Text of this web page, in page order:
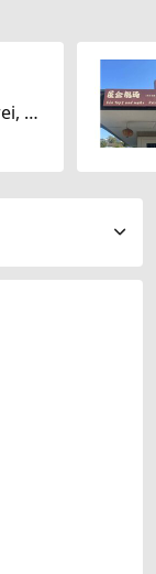
Schweizerisch, Laktosefrei, Glutenfrei